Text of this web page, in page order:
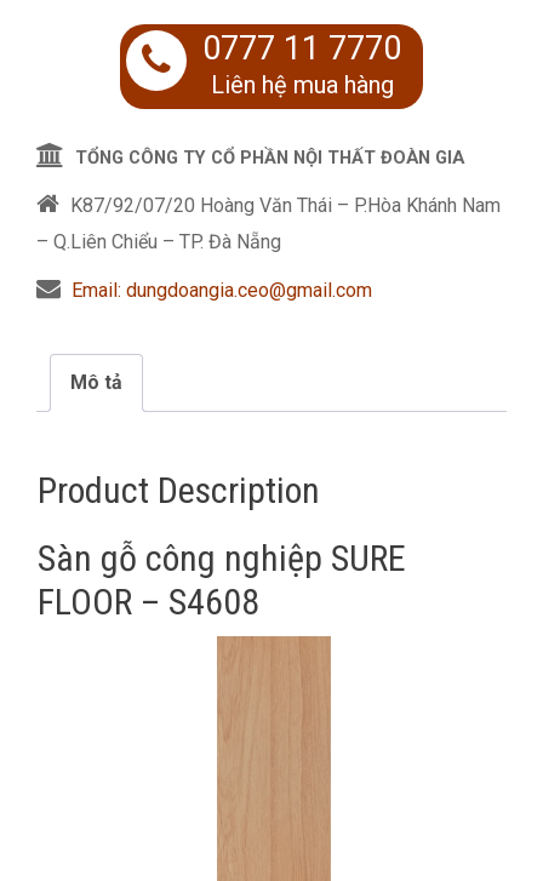
0777 11 7770
Liên hệ mua hàng
TỔNG CÔNG TY CỔ PHẦN NỘI THẤT ĐOÀN GIA
K87/92/07/20 Hoàng Văn Thái – P.Hòa Khánh Nam
– Q.Liên Chiểu – TP. Đà Nẵng
Email: dungdoangia.ceo@gmail.com
Mô tả
Product Description
Sàn gỗ công nghiệp SURE
FLOOR – S4608